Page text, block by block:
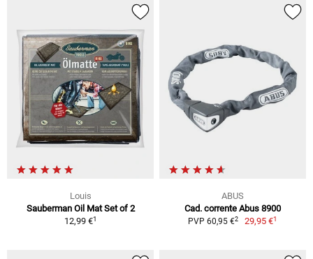
Louis
Sauberman Oil Mat Set of 2
12,99 €1
ABUS
Cad. corrente Abus 8900
PVP 60,95 €2 29,95 €1